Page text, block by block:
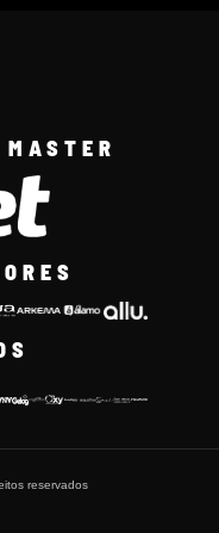
reservados